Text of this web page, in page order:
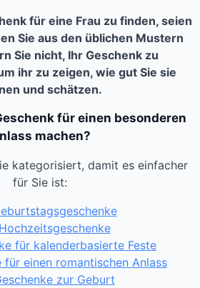
für eine Frau zu finden, seien
Sie aus den üblichen Mustern
Sie nicht, Ihr Geschenk zu
ihr zu zeigen, wie gut Sie sie
und schätzen.
für einen besonderen
machen?
kategorisiert, damit es einfacher
für Sie ist:
Hochzeitsgeschenke
für kalenderbasierte Feste
für einen romantischen Anlass
zur Geburt